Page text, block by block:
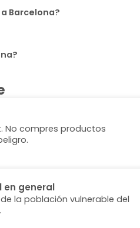
Barcelona?
No compres productos
en general
la población vulnerable del